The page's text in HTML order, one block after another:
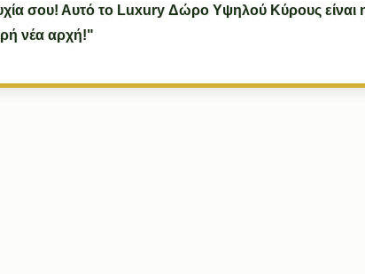
σου! Αυτό το Luxury Δώρο Υψηλού Κύρους είναι
νέα αρχή!"